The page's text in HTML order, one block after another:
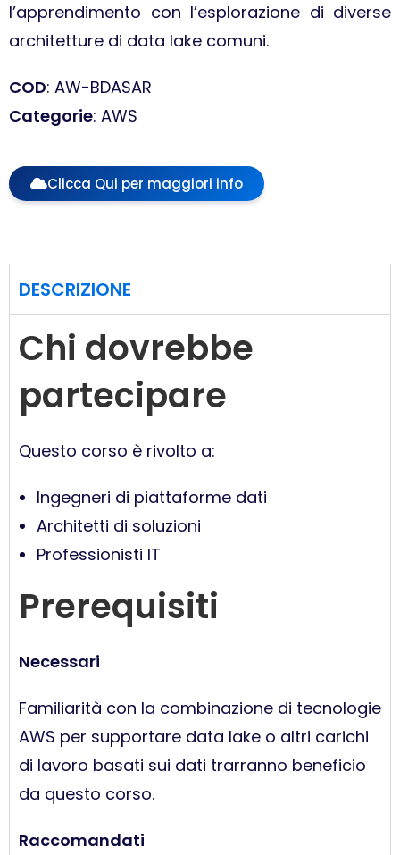
l’apprendimento con l’esplorazione di diverse
architetture di data lake comuni.
COD: AW-BDASAR
Categorie: AWS
Clicca Qui per maggiori info
DESCRIZIONE
Chi dovrebbe
partecipare
Questo corso è rivolto a:
Ingegneri di piattaforme dati
Architetti di soluzioni
Professionisti IT
Prerequisiti
Necessari
Familiarità con la combinazione di tecnologie
AWS per supportare data lake o altri carichi
di lavoro basati sui dati trarranno beneficio
da questo corso.
Raccomandati